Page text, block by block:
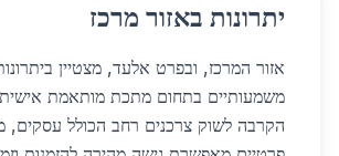
יתרונות באזור מרכז
אזור המרכז, ובפרט אלעד, מצטיין
משמעותיים בתחום מתכת מותאמת
הקרבה לשוק צרכנים רחב הכולל עסקים,